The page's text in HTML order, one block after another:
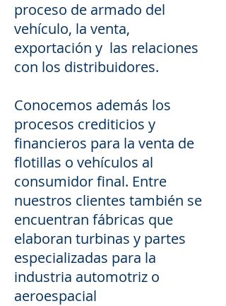
proceso de armado del
vehículo, la venta,
exportación y las relaciones
con los distribuidores.
Conocemos además los
procesos crediticios y
financieros para la venta de
flotillas o vehículos al
consumidor final. Entre
nuestros clientes también se
encuentran fábricas que
elaboran turbinas y partes
especializadas para la
industria automotriz o
aeroespacial